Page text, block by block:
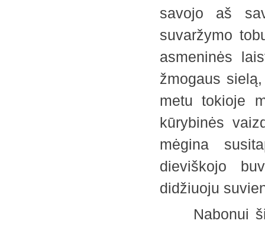
savojo aš
suvaržymo
asmeninės
žmogaus
metu tokioje
kūrybinės
mėgina
dieviškojo
didžiuoju
Nabonui